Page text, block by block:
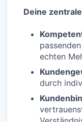
Deine
echten
durch